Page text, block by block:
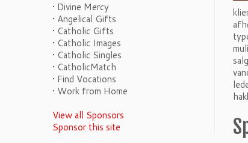
• Divine Mercy
• Angelical Gifts
• Catholic Gifts
• Catholic Images
• Catholic Singles
• CatholicMatch
• Find Vocations
• Work from Home
View all Sponsors
Sponsor this site